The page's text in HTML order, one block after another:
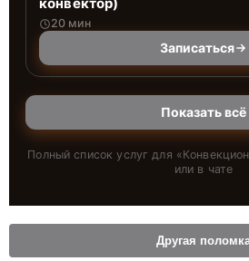
20 мин
Записаться
Показать всё
Полный список услуг для «
или в чате
Другая